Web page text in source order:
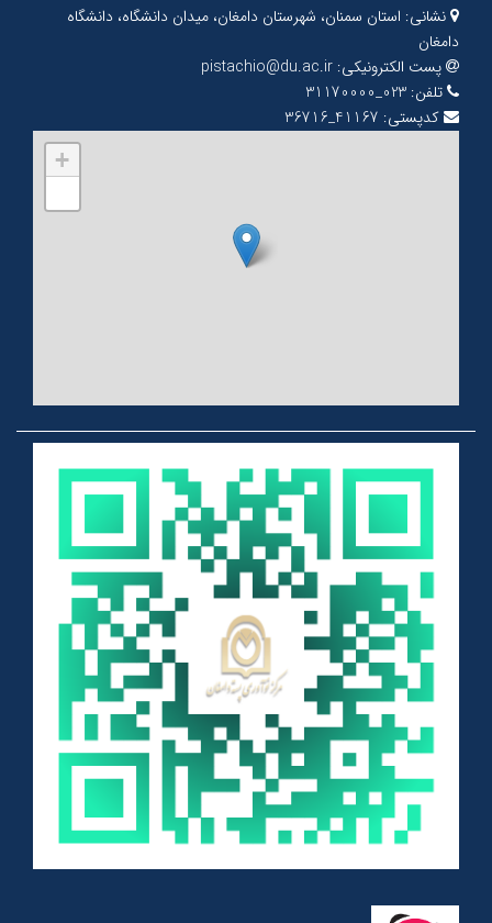
نشانی: استان سمنان، شهرستان دامغان، میدان دانشگاه، دانشگاه
دامغان
پست الکترونیکی: pistachio@du.ac.ir
تلفن: 023_31170000
کدپستی: 41167_36716
+